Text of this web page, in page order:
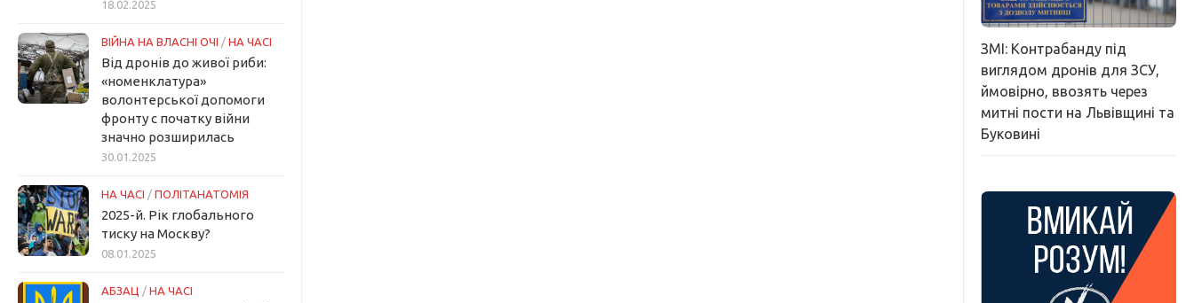
18.02.2025
ВІЙНА НА ВЛАСНІ ОЧІ / НА ЧАСІ
Від дронів до живої риби:
«номенклатура»
волонтерської допомоги
фронту с початку війни
значно розширилась
30.01.2025
НА ЧАСІ / ПОЛІТАНАТОМІЯ
2025-й. Рік глобального
тиску на Москву?
08.01.2025
АБЗАЦ / НА ЧАСІ
ЗМІ: Контрабанду під
виглядом дронів для ЗСУ,
ймовірно, ввозять через
митні пости на Львівщині та
Буковині